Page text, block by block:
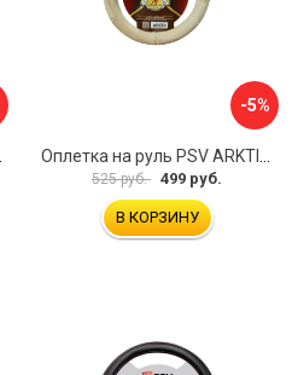
-5%
525 руб. 499 руб.
В КОРЗИНУ